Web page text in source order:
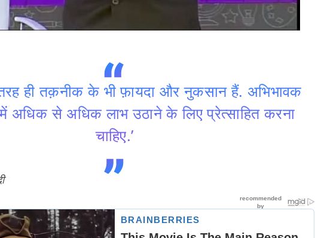
ही तक़नीक के भी फ़ायदा और नुकसान हैं. अभिभावक
अधिक से अधिक लाभ उठाने के लिए प्रेत्साहित करना
चाहिए.’